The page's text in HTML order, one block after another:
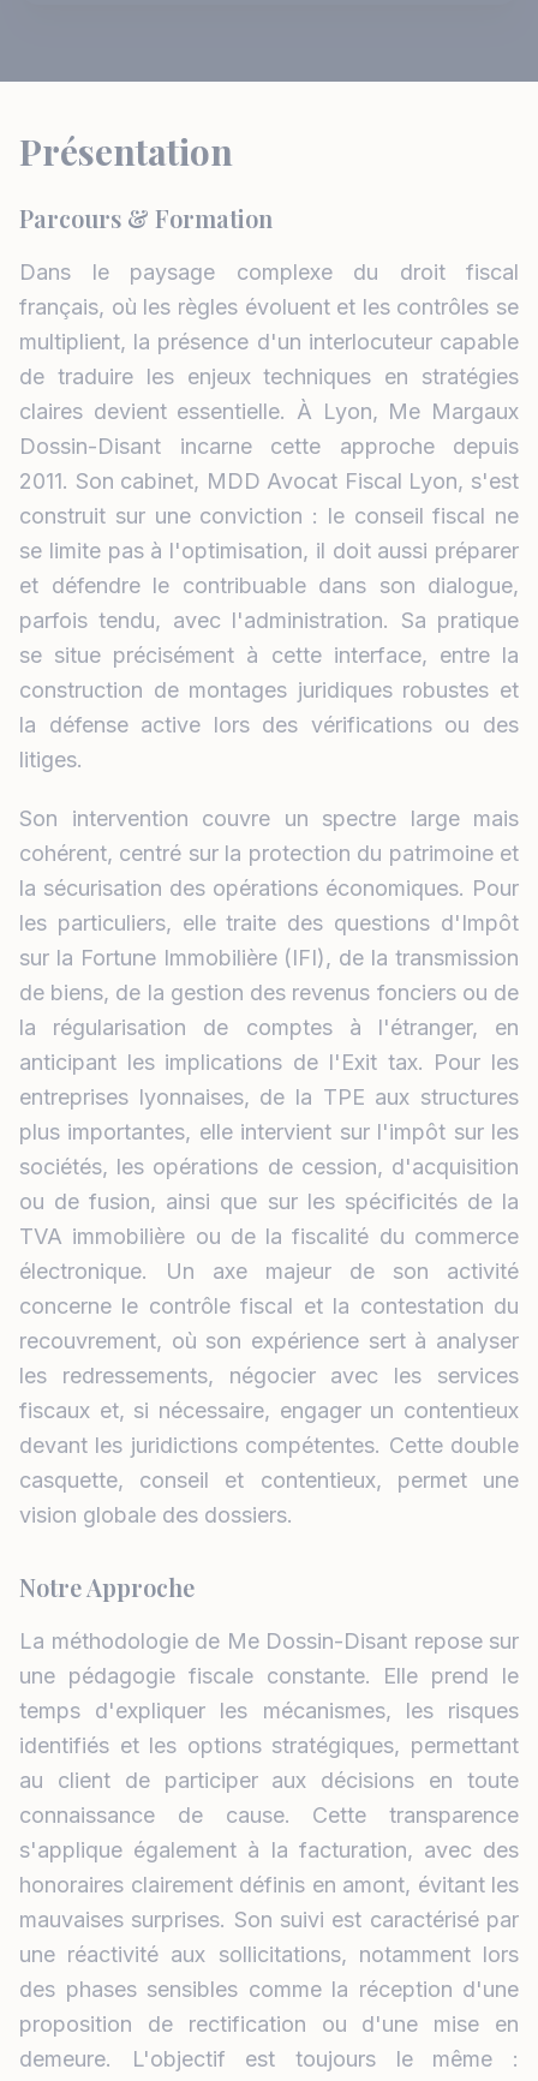
Présentation
Parcours & Formation
Dans le paysage complexe du droit fiscal
français, où les règles évoluent et les contrôles se
multiplient, la présence d'un interlocuteur capable
de traduire les enjeux techniques en stratégies
claires devient essentielle. À Lyon, Me Margaux
Dossin-Disant incarne cette approche depuis
2011. Son cabinet, MDD Avocat Fiscal Lyon, s'est
construit sur une conviction : le conseil fiscal ne
se limite pas à l'optimisation, il doit aussi préparer
et défendre le contribuable dans son dialogue,
parfois tendu, avec l'administration. Sa pratique
se situe précisément à cette interface, entre la
construction de montages juridiques robustes et
la défense active lors des vérifications ou des
litiges.
Son intervention couvre un spectre large mais
cohérent, centré sur la protection du patrimoine et
la sécurisation des opérations économiques. Pour
les particuliers, elle traite des questions d'Impôt
sur la Fortune Immobilière (IFI), de la transmission
de biens, de la gestion des revenus fonciers ou de
la régularisation de comptes à l'étranger, en
anticipant les implications de l'Exit tax. Pour les
entreprises lyonnaises, de la TPE aux structures
plus importantes, elle intervient sur l'impôt sur les
sociétés, les opérations de cession, d'acquisition
ou de fusion, ainsi que sur les spécificités de la
TVA immobilière ou de la fiscalité du commerce
électronique. Un axe majeur de son activité
concerne le contrôle fiscal et la contestation du
recouvrement, où son expérience sert à analyser
les redressements, négocier avec les services
fiscaux et, si nécessaire, engager un contentieux
devant les juridictions compétentes. Cette double
casquette, conseil et contentieux, permet une
vision globale des dossiers.
Notre Approche
La méthodologie de Me Dossin-Disant repose sur
une pédagogie fiscale constante. Elle prend le
temps d'expliquer les mécanismes, les risques
identifiés et les options stratégiques, permettant
au client de participer aux décisions en toute
connaissance de cause. Cette transparence
s'applique également à la facturation, avec des
honoraires clairement définis en amont, évitant les
mauvaises surprises. Son suivi est caractérisé par
une réactivité aux sollicitations, notamment lors
des phases sensibles comme la réception d'une
proposition de rectification ou d'une mise en
demeure. L'objectif est toujours le même :